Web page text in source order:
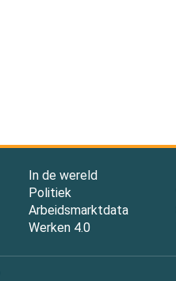
In de wereld
Politiek
Arbeidsmarktdata
Werken 4.0